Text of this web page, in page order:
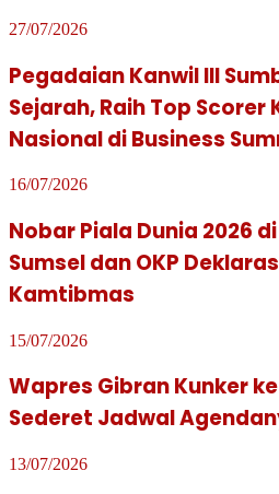
27/07/2026
Pegadaian Kanwil III
Sejarah, Raih Top
Nasional di Business
16/07/2026
Nobar Piala Dunia 2026
Sumsel dan OKP
Kamtibmas
15/07/2026
Wapres Gibran Kunker
Sederet Jadwal
13/07/2026